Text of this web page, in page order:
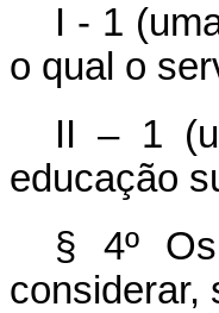
I - 1
o qual o
II – 1
educação
§ 4º
considerar,